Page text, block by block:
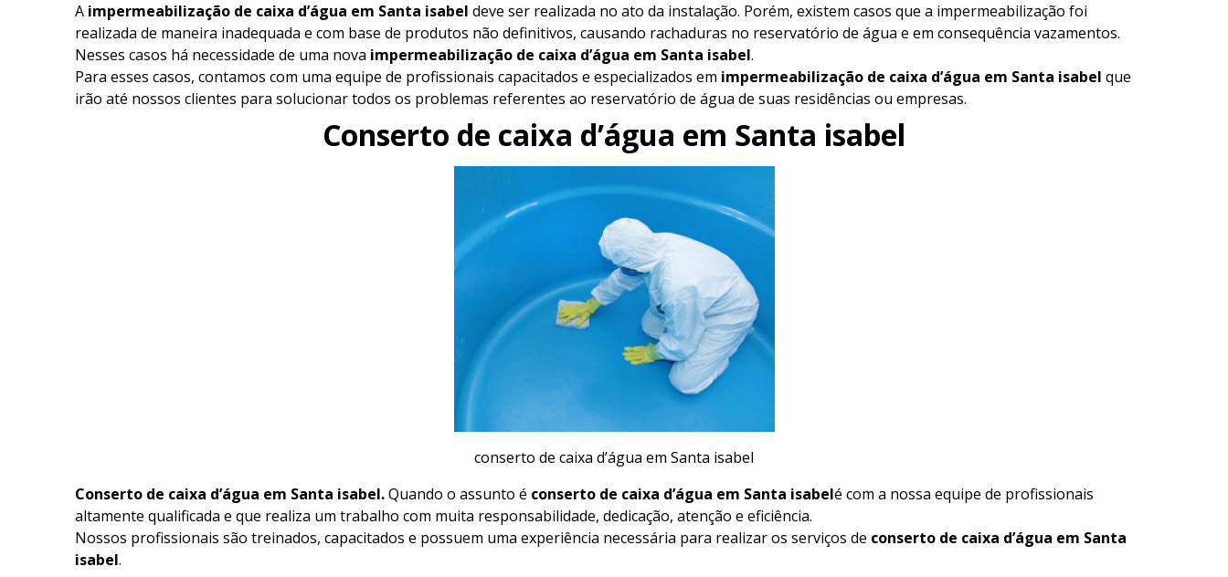
A impermeabilização de caixa d’água em Santa isabeldeve ser realizada no ato da instalação. Porém, existem casos que a impermeabilização foi
realizada de maneira inadequada e com base de produtos não definitivos, causando rachaduras no reservatório de água e em consequência vazamentos.
Nesses casos há necessidade de uma nova impermeabilização de caixa d’água em Santa isabel.
Para esses casos, contamos com uma equipe de profissionais capacitados e especializados em impermeabilização de caixa d’água em Santa isabelque
irão até nossos clientes para solucionar todos os problemas referentes ao reservatório de água de suas residências ou empresas.
Conserto de caixa d’água em Santa isabel
conserto de caixa d’água em Santa isabel
Conserto de caixa d’água em Santa isabel.Quando o assunto é conserto de caixa d’água em Santa isabelé com a nossa equipe de profissionais
altamente qualificada e que realiza um trabalho com muita responsabilidade, dedicação, atenção e eficiência.
Nossos profissionais são treinados, capacitados e possuem uma experiência necessária para realizar os serviços de conserto de caixa d’água em Santa
isabel.